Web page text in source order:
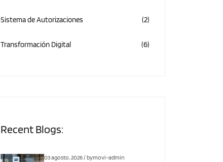
Sistema de Autorizaciones (2)
Transformación Digital (6)
Recent Blogs:
03 agosto, 2026 / bymovi-admin